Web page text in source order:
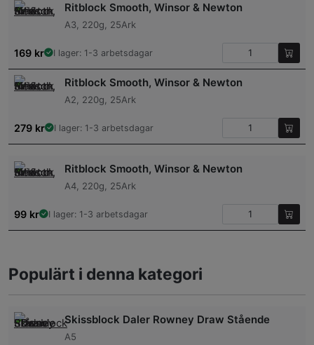
Ritblock Smooth, Winsor & Newton
A3, 220g, 25Ark
169 kr I lager: 1-3 arbetsdagar
Ritblock Smooth, Winsor & Newton
A2, 220g, 25Ark
279 kr I lager: 1-3 arbetsdagar
Ritblock Smooth, Winsor & Newton
A4, 220g, 25Ark
99 kr I lager: 1-3 arbetsdagar
Populärt i denna kategori
Skissblock Daler Rowney Draw Stående
A5